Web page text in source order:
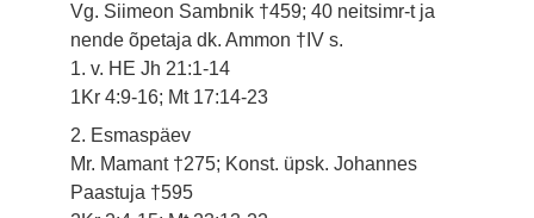
Vg. Siimeon Sambnik †459; 40 neitsimr-t ja
nende õpetaja dk. Ammon †IV s.
1. v. HE Jh 21:1-14
1Kr 4:9-16; Mt 17:14-23
2. Esmaspäev
Mr. Mamant †275; Konst. üpsk. Johannes
Paastuja †595